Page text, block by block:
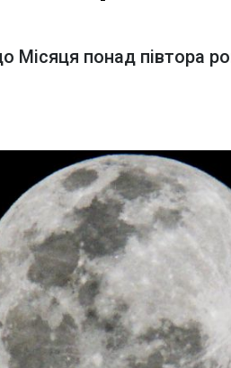
Місяця понад півтора